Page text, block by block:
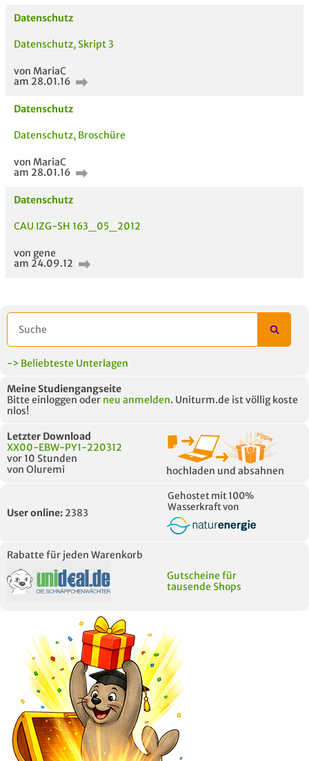
AUCH IM MODUL
Datenschutz
Datenschutz, Skript 3
von MariaC
am 28.01.16
Datenschutz
Datenschutz, Broschüre
von MariaC
am 28.01.16
Datenschutz
CAU IZG-SH 163_05_2012
von gene
am 24.09.12
-> Beliebteste Unterlagen
Meine Studiengangseite
Bitte einloggen oder neu anmelden. Uniturm.de ist völlig koste
nlos!
Letzter Download
XX00-EBW-PY1-220312
vor 10 Stunden
von Oluremi
hochladen und absahnen
User online: 2383
Gehostet mit 100%
Wasserkraft von
Rabatte für jeden Warenkorb
Gutscheine für
tausende Shops